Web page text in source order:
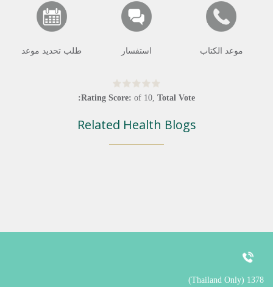
موعد الكتاب استفسار طلب تحديد موعد
Rating Score: of 10, Total Vote:
Related Health Blogs
1378 (Thailand Only)